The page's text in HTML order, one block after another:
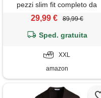
pezzi slim fit completo da
sposa con un bottone blazer
pantaloni per matrimonio
29,99 € 89,99 €
Sped. gratuita
XXL
amazon